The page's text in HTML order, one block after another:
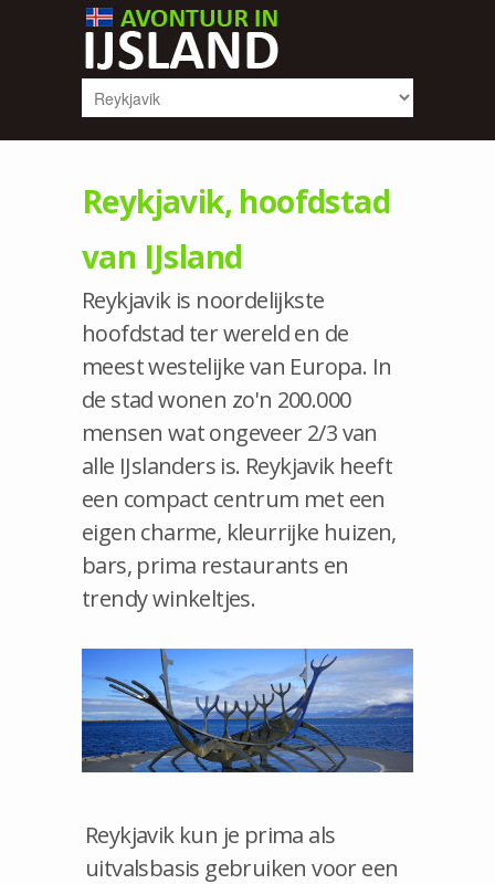
Reykjavik, hoofdstad
van IJsland
Reykjavik is noordelijkste
hoofdstad ter wereld en de
meest westelijke van Europa. In
de stad wonen zo'n 200.000
mensen wat ongeveer 2/3 van
alle IJslanders is. Reykjavik heeft
een compact centrum met een
eigen charme, kleurrijke huizen,
bars, prima restaurants en
trendy winkeltjes.
Reykjavik kun je prima als
uitvalsbasis gebruiken voor een